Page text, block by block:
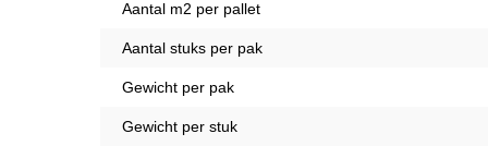
Aantal m2 per pallet
Aantal stuks per pak
Gewicht per pak
Gewicht per stuk